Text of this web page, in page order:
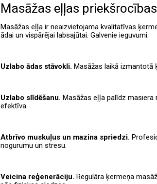
Masāžas eļļas priekšrocības
Masāžas eļļa ir neaizvietojama kvalitatīvas
ādai un vispārējai labsajūtai. Galvenie ieguvumi:
Uzlabo ādas stāvokli. Masāžas laikā izmantotā
Uzlabo slīdēšanu. Masāžas eļļa palīdz masiera
efektīva.
Atbrīvo muskuļus un mazina spriedzi.
nogurumu un stresu.
Veicina reģenerāciju. Regulāra ķermeņa